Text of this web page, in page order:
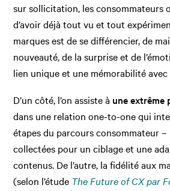
sur sollicitation, les consommateurs
d’avoir déjà tout vu et tout
marques est de se différencier, de
nouveauté, de la surprise et de
lien unique et une mémorabilité avec
D’un côté, l’on assiste à une extrême
dans une relation one-to-one qui
étapes du parcours consommateur –
collectées pour un ciblage et une
contenus. De l’autre, la fidélité aux
(selon l’étude The Future of CX par